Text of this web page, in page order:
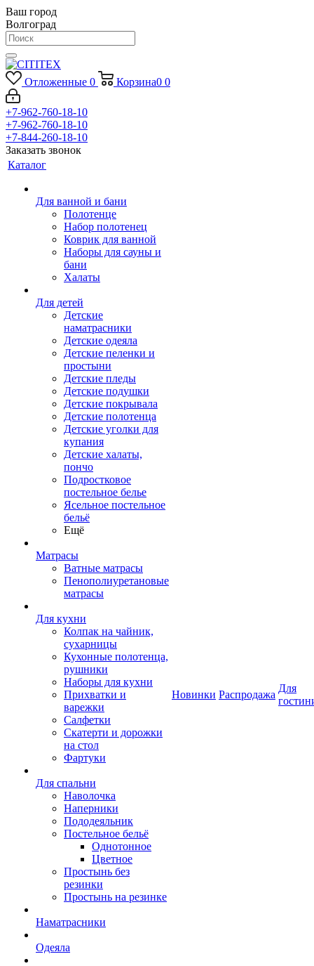
Ваш город
Волгоград
Отложенные 0 Корзина0 0
+7-962-760-18-10
+7-962-760-18-10
+7-844-260-18-10
Заказать звонок
Каталог
Для ванной и бани
Полотенце
Набор полотенец
Коврик для ванной
Наборы для сауны и
бани
Халаты
Для детей
Детские
наматрасники
Детские одеяла
Детские пеленки и
простыни
Детские пледы
Детские подушки
Детские покрывала
Детские полотенца
Детские уголки для
купания
Детские халаты,
пончо
Подростковое
постельное белье
Ясельное постельное
бельё
Ещё
Матрасы
Ватные матрасы
Пенополиуретановые
матрасы
Для кухни
Колпак на чайник,
сухарницы
Кухонные полотенца,
рушники
Наборы для кухни
Прихватки и
варежки
Салфетки
Скатерти и дорожки
на стол
Фартуки
Для спальни
Наволочка
Наперники
Пододеяльник
Постельное бельё
Однотонное
Цветное
Простынь без
резинки
Простынь на резинке
Наматрасники
Одеяла
Новинки Распродажа
Для